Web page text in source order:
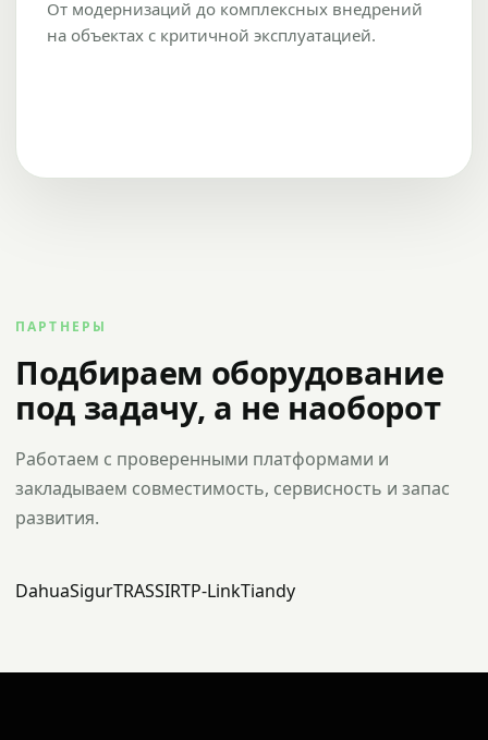
От модернизаций до комплексных внедрений
на объектах с критичной эксплуатацией.
ПАРТНЕРЫ
Подбираем оборудование
под задачу, а не наоборот
Работаем с проверенными платформами и
закладываем совместимость, сервисность и запас
развития.
DahuaSigurTRASSIRTP-LinkTiandy